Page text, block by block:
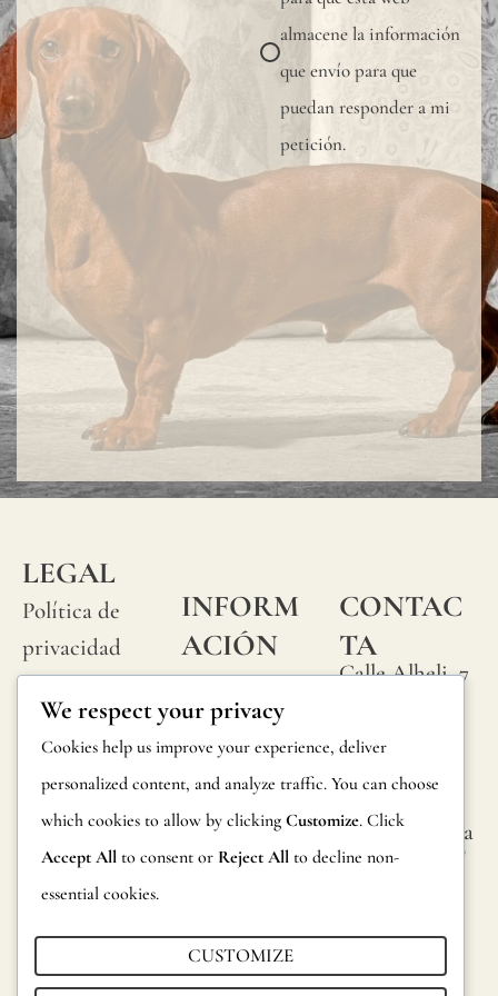
almacene la información
que envío para que
puedan responder a mi
petición.
LEGAL
Política de
privacidad
Política de
cookies
Condiciones
generales
Aviso legal
INFORM
ACIÓN
Preguntas
frecuentes
Información
productos
Catalogo para
distribuidores
CONTAC
TA
Calle Alheli, 7
de la Victoria
Málaga,
España
hola@jamesma
lonefabrics.co
m
para
Dado
lino
es
una
fibra
o
nudos
del
We respect your privacy
Cookies help us improve your experience, deliver
personalized content, and analyze traffic. You can choose
which cookies to allow by clicking Customize. Click
Accept All to consent or Reject All to decline non-
essential cookies.
CUSTOMIZE